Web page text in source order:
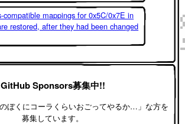
compatible mappings for 0x5C/0x7E in
restored, after they had been changed
GitHub Sponsors募集中!!
ぼくにコーラくらいおごってやるか…」な方を
募集しています。